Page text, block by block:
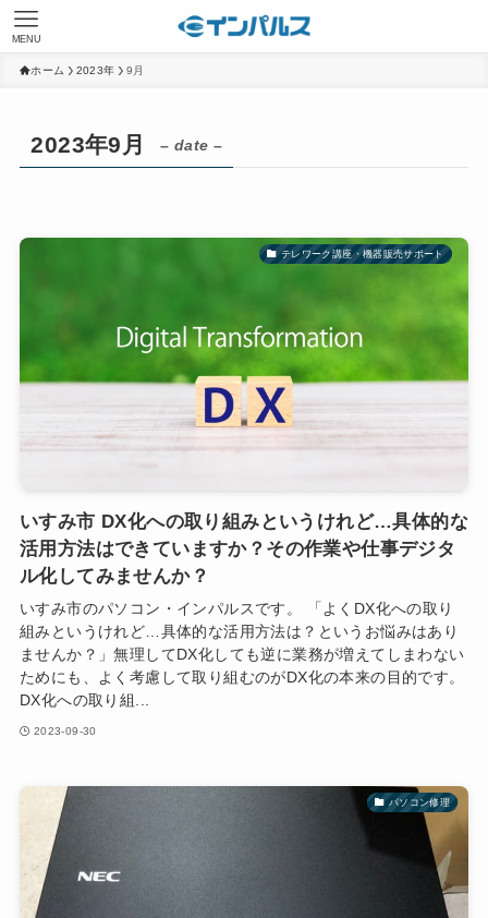
MENU
ホーム 2023年 9月
2023年9月 – date –
テレワーク講座・機器販売サポート
いすみ市 DX化への取り組みというけれど…具体的な
活用方法はできていますか？その作業や仕事デジタ
ル化してみませんか？
いすみ市のパソコン・インパルスです。 「よくDX化への取り
組みというけれど…具体的な活用方法は？というお悩みはあり
ませんか？」無理してDX化しても逆に業務が増えてしまわない
ためにも、よく考慮して取り組むのがDX化の本来の目的です。
DX化への取り組...
2023-09-30
パソコン修理